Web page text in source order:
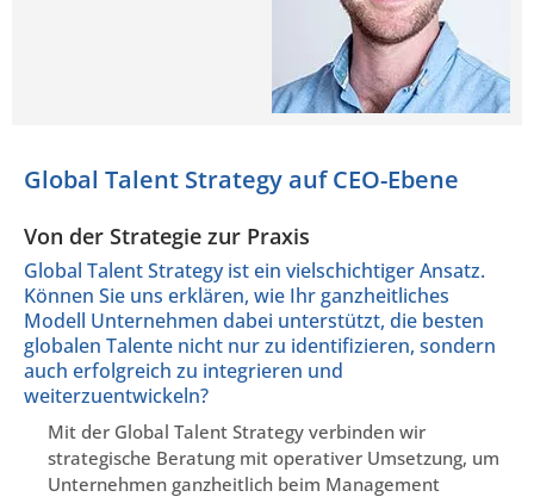
Global Talent Strategy auf CEO-Ebene
Von der Strategie zur Praxis
Global Talent Strategy ist ein vielschichtiger Ansatz.
Können Sie uns erklären, wie Ihr ganzheitliches
Modell Unternehmen dabei unterstützt, die besten
globalen Talente nicht nur zu identifizieren, sondern
auch erfolgreich zu integrieren und
weiterzuentwickeln?
Mit der Global Talent Strategy verbinden wir
strategische Beratung mit operativer Umsetzung, um
Unternehmen ganzheitlich beim Management